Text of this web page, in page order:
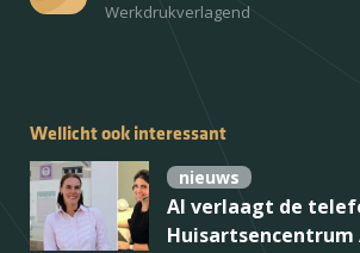
Werkdrukverlagend
Wellicht ook interessant
nieuws
AI verlaagt de
Huisartsencentrum